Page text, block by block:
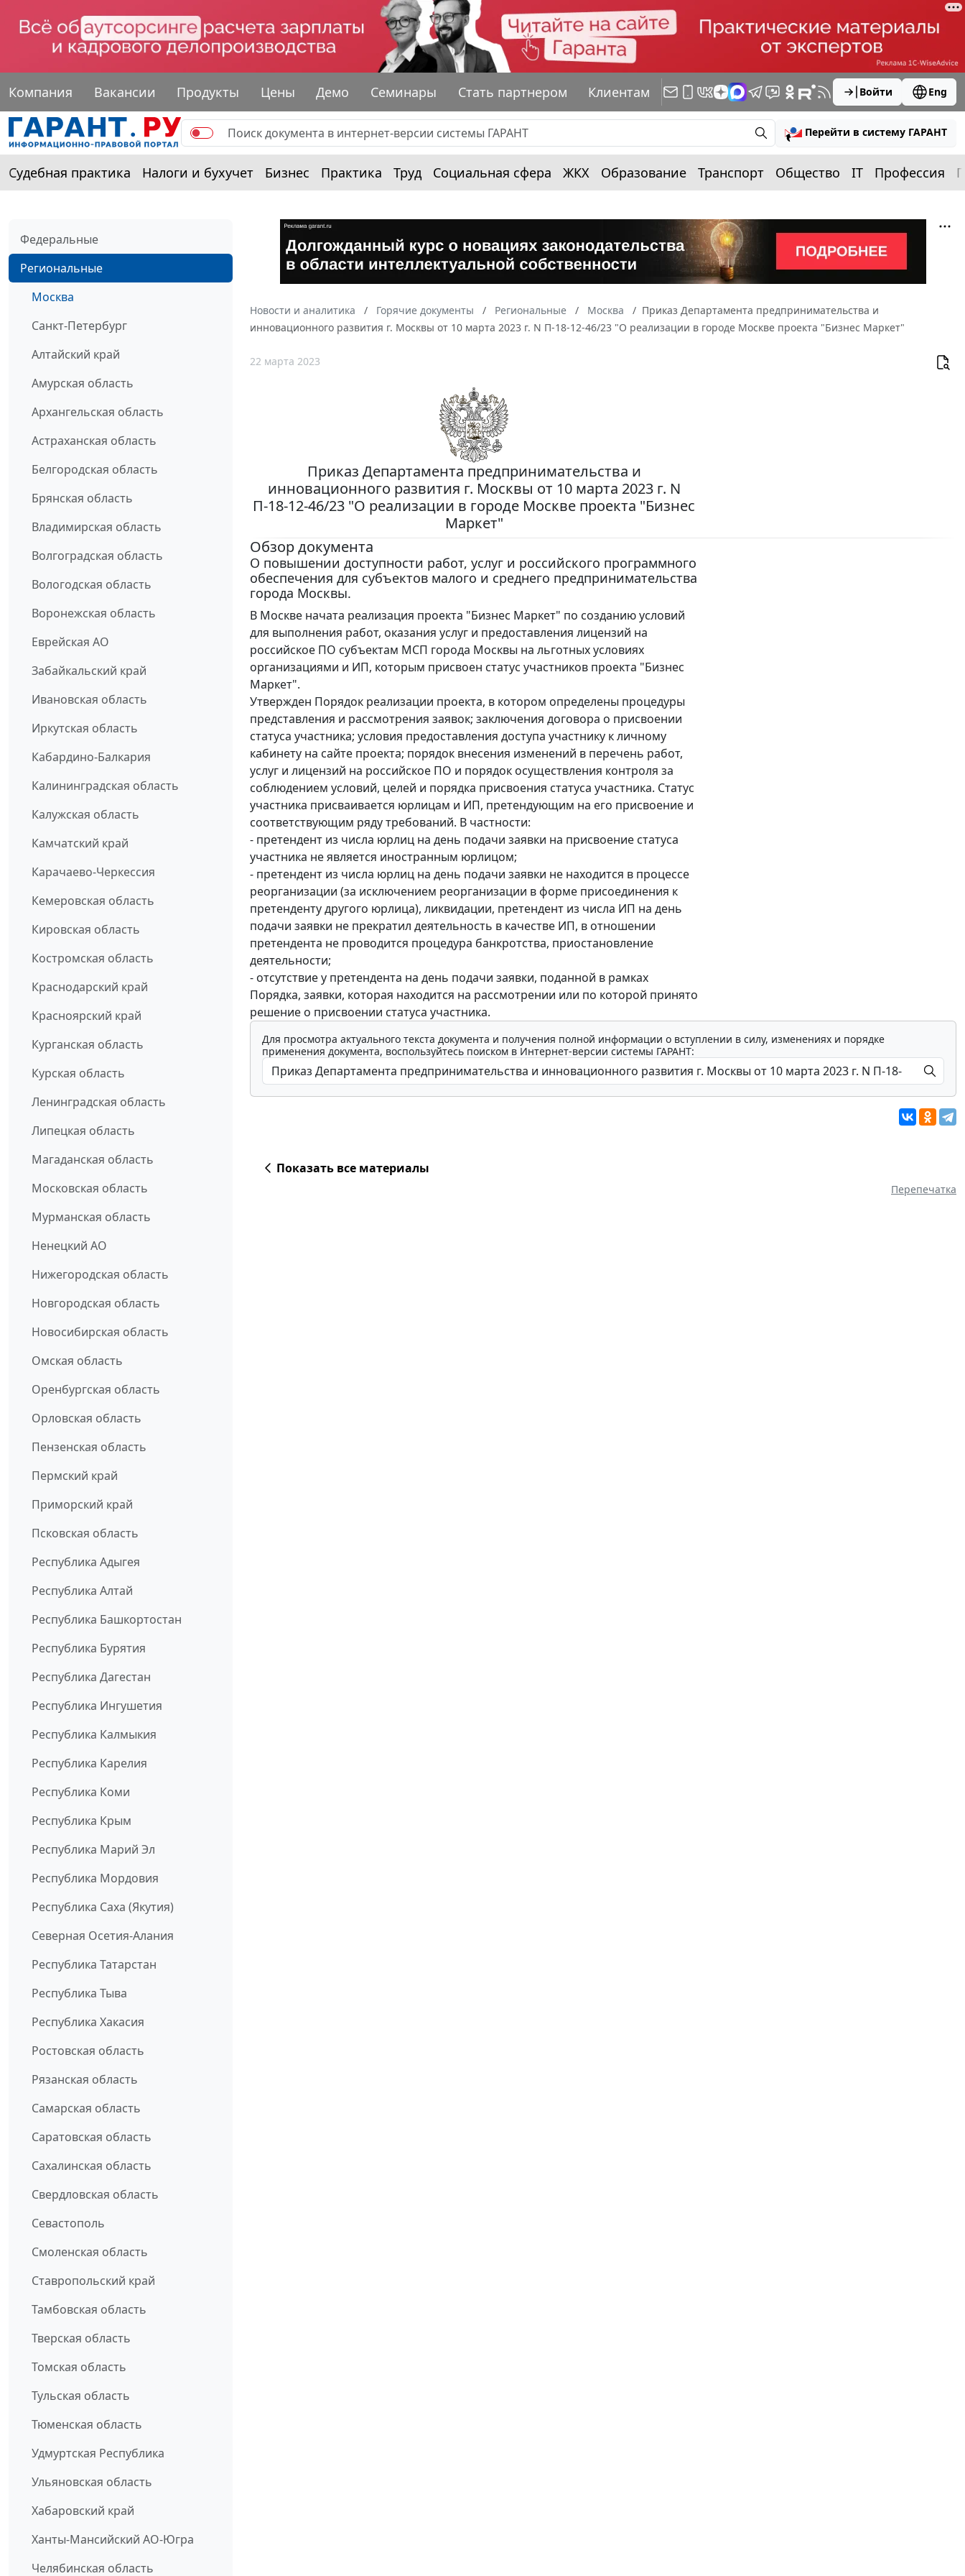
Компания Вакансии Продукты Цены Демо Семинары Стать партнером Клиентам Войти Eng
Перейти в систему ГАРАНТ
Судебная практика Налоги и бухучет Бизнес Практика Труд Социальная сфера ЖКХ Образование Транспорт Общество IT Профессия
Федеральные
Региональные
Москва
Санкт-Петербург
Алтайский край
Амурская область
Архангельская область
Астраханская область
Белгородская область
Брянская область
Владимирская область
Волгоградская область
Вологодская область
Воронежская область
Еврейская АО
Забайкальский край
Ивановская область
Иркутская область
Кабардино-Балкария
Калининградская область
Калужская область
Камчатский край
Карачаево-Черкессия
Кемеровская область
Кировская область
Костромская область
Краснодарский край
Красноярский край
Курганская область
Курская область
Ленинградская область
Липецкая область
Магаданская область
Московская область
Мурманская область
Ненецкий АО
Нижегородская область
Новгородская область
Новосибирская область
Омская область
Оренбургская область
Орловская область
Пензенская область
Пермский край
Приморский край
Псковская область
Республика Адыгея
Республика Алтай
Республика Башкортостан
Республика Бурятия
Республика Дагестан
Республика Ингушетия
Республика Калмыкия
Республика Карелия
Республика Коми
Республика Крым
Республика Марий Эл
Республика Мордовия
Республика Саха (Якутия)
Северная Осетия-Алания
Республика Татарстан
Республика Тыва
Республика Хакасия
Ростовская область
Рязанская область
Самарская область
Саратовская область
Сахалинская область
Свердловская область
Севастополь
Смоленская область
Ставропольский край
Тамбовская область
Тверская область
Томская область
Тульская область
Тюменская область
Удмуртская Республика
Ульяновская область
Хабаровский край
Ханты-Мансийский АО-Югра
Челябинская область
Новости и аналитика Горячие документы Региональные Москва
Приказ Департамента предпринимательства и
инновационного развития г. Москвы от 10 марта 2023 г. N П-18-12-46/23 "О реализации в городе Москве проекта "Бизнес Маркет"
22 марта 2023
Приказ Департамента предпринимательства и
инновационного развития г. Москвы от 10 марта 2023 г. N
П-18-12-46/23 "О реализации в городе Москве проекта "Бизнес
Маркет"
Обзор документа
О повышении доступности работ, услуг и российского программного
обеспечения для субъектов малого и среднего предпринимательства
города Москвы.
В Москве начата реализация проекта "Бизнес Маркет" по созданию условий
для выполнения работ, оказания услуг и предоставления лицензий на
российское ПО субъектам МСП города Москвы на льготных условиях
организациями и ИП, которым присвоен статус участников проекта "Бизнес
Маркет".
Утвержден Порядок реализации проекта, в котором определены процедуры
представления и рассмотрения заявок; заключения договора о присвоении
статуса участника; условия предоставления доступа участнику к личному
кабинету на сайте проекта; порядок внесения изменений в перечень работ,
услуг и лицензий на российское ПО и порядок осуществления контроля за
соблюдением условий, целей и порядка присвоения статуса участника. Статус
участника присваивается юрлицам и ИП, претендующим на его присвоение и
соответствующим ряду требований. В частности:
- претендент из числа юрлиц на день подачи заявки на присвоение статуса
участника не является иностранным юрлицом;
- претендент из числа юрлиц на день подачи заявки не находится в процессе
реорганизации (за исключением реорганизации в форме присоединения к
претенденту другого юрлица), ликвидации, претендент из числа ИП на день
подачи заявки не прекратил деятельность в качестве ИП, в отношении
претендента не проводится процедура банкротства, приостановление
деятельности;
- отсутствие у претендента на день подачи заявки, поданной в рамках
Порядка, заявки, которая находится на рассмотрении или по которой принято
решение о присвоении статуса участника.
Для просмотра актуального текста документа и получения полной информации о вступлении в силу, изменениях и порядке
применения документа, воспользуйтесь поиском в Интернет-версии системы ГАРАНТ:
Показать все материалы
Перепечатка